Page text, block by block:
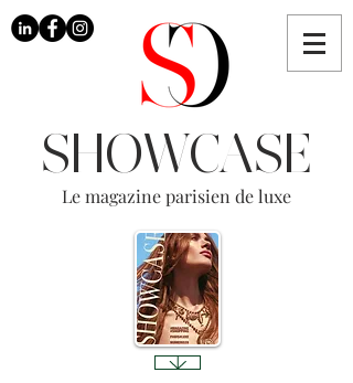
SHOWCASE
Le magazine parisien de luxe